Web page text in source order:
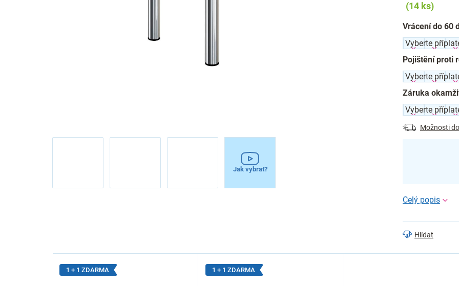
Jak vybrat?
(14 ks)
Vrácení do 60
Pojištění proti
Záruka
Možnosti
Hlídat
1 + 1 ZDARMA 1 + 1 ZDARMA